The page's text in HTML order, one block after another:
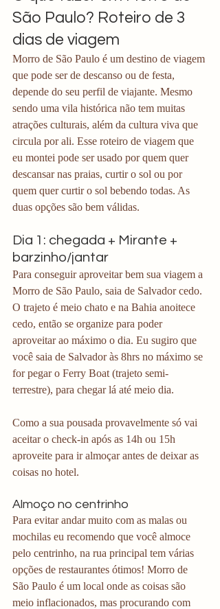
São Paulo? Roteiro de 3
dias de viagem
Morro de São Paulo é um destino de viagem
que pode ser de descanso ou de festa,
depende do seu perfil de viajante. Mesmo
sendo uma vila histórica não tem muitas
atrações culturais, além da cultura viva que
circula por ali. Esse roteiro de viagem que
eu montei pode ser usado por quem quer
descansar nas praias, curtir o sol ou por
quem quer curtir o sol bebendo todas. As
duas opções são bem válidas.
Dia 1: chegada + Mirante +
barzinho/jantar
Para conseguir aproveitar bem sua viagem a
Morro de São Paulo, saia de Salvador cedo.
O trajeto é meio chato e na Bahia anoitece
cedo, então se organize para poder
aproveitar ao máximo o dia. Eu sugiro que
você saia de Salvador às 8hrs no máximo se
for pegar o Ferry Boat (trajeto semi-
terrestre), para chegar lá até meio dia.
Como a sua pousada provavelmente só vai
aceitar o check-in após as 14h ou 15h
aproveite para ir almoçar antes de deixar as
coisas no hotel.
Almoço no centrinho
Para evitar andar muito com as malas ou
mochilas eu recomendo que você almoce
pelo centrinho, na rua principal tem várias
opções de restaurantes ótimos! Morro de
São Paulo é um local onde as coisas são
meio inflacionados, mas procurando com